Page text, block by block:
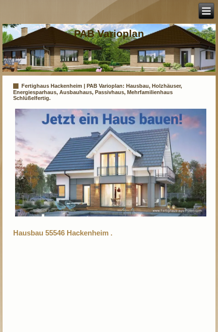
PAB Varioplan
Fertighaus Hackenheim | PAB Varioplan: Hausbau, Holzhäuser,
Energiesparhaus, Ausbauhaus, Passivhaus, Mehrfamilienhaus
Schlüßelfertig.
Hausbau 55546 Hackenheim .